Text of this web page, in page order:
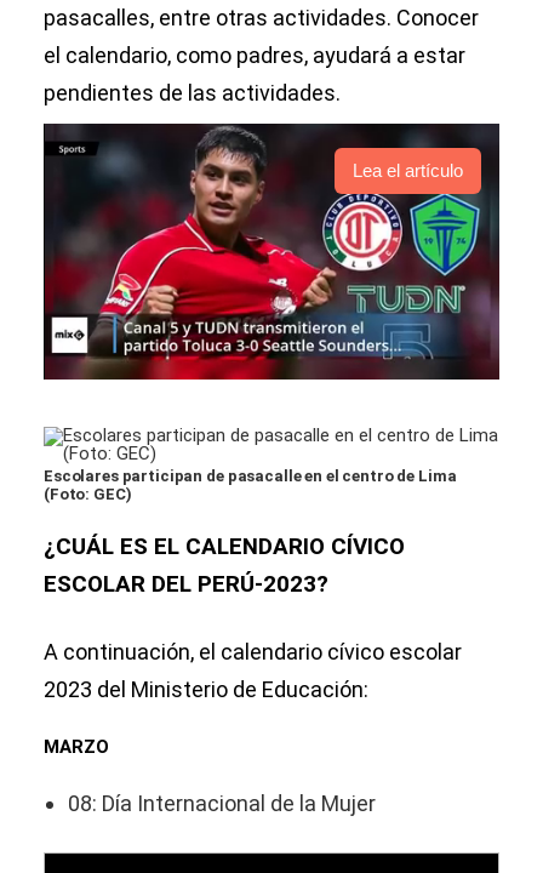
pasacalles, entre otras actividades. Conocer
el calendario, como padres, ayudará a estar
pendientes de las actividades.
Lea el artículo
Escolares participan de pasacalle en el centro de Lima
(Foto: GEC)
¿CUÁL ES EL CALENDARIO CÍVICO
ESCOLAR DEL PERÚ-2023?
A continuación, el calendario cívico escolar
2023 del Ministerio de Educación:
MARZO
08: Día Internacional de la Mujer